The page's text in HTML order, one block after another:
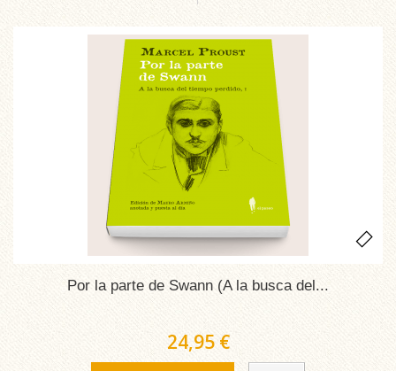
Por la parte de Swann (A la busca del...
24,95 €